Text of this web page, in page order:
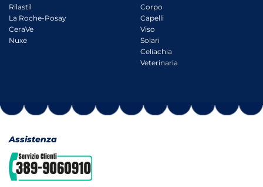
Rilastil
La Roche-Posay
CeraVe
Nuxe
Corpo
Capelli
Viso
Solari
Celiachia
Veterinaria
Assistenza